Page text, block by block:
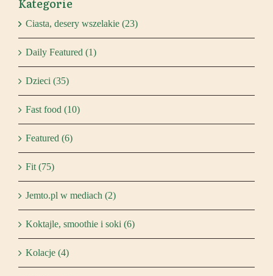
Ciasta, desery wszelakie (23)
Daily Featured (1)
Dzieci (35)
Fast food (10)
Featured (6)
Fit (75)
Jemto.pl w mediach (2)
Koktajle, smoothie i soki (6)
Kolacje (4)